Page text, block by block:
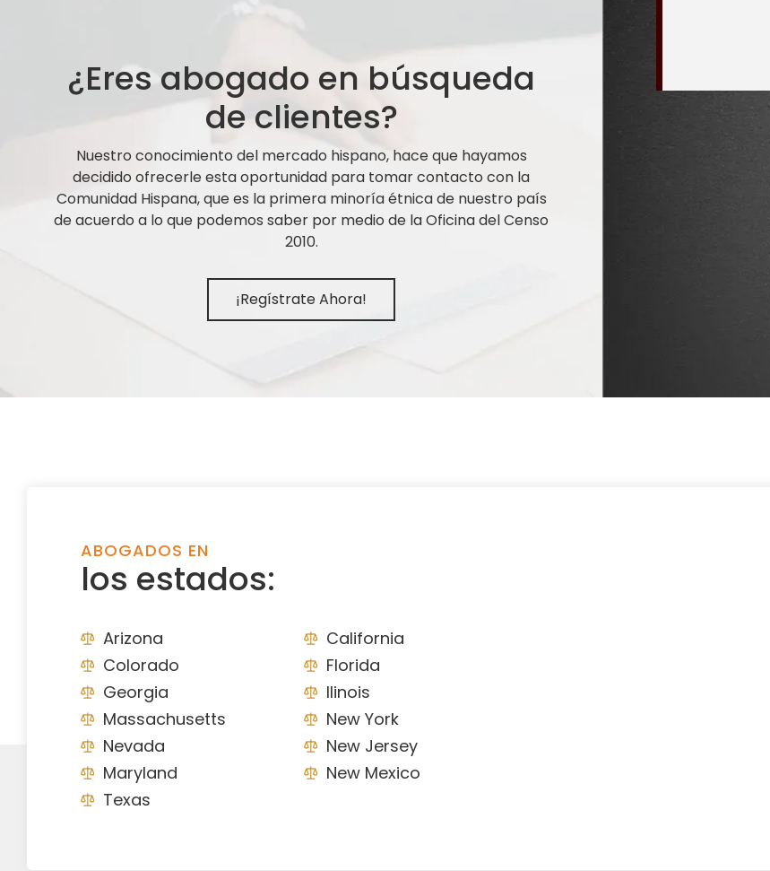
¿Eres abogado en búsqueda
de clientes?
Nuestro conocimiento del mercado hispano, hace que hayamos
decidido ofrecerle esta oportunidad para tomar contacto con la
Comunidad Hispana, que es la primera minoría étnica de nuestro país
de acuerdo a lo que podemos saber por medio de la Oficina del Censo
2010.
¡Regístrate Ahora!
ABOGADOS EN
los estados:
Arizona
California
Colorado
Florida
Georgia
Ilinois
Massachusetts
New York
Nevada
New Jersey
Maryland
New Mexico
Texas